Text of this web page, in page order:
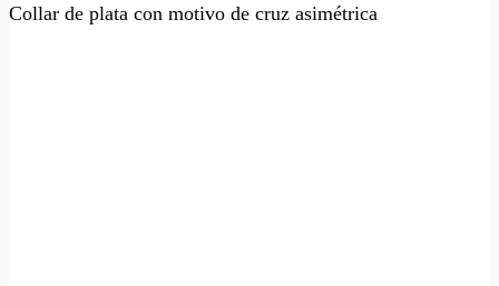
Collar de plata con motivo de cruz asimétrica